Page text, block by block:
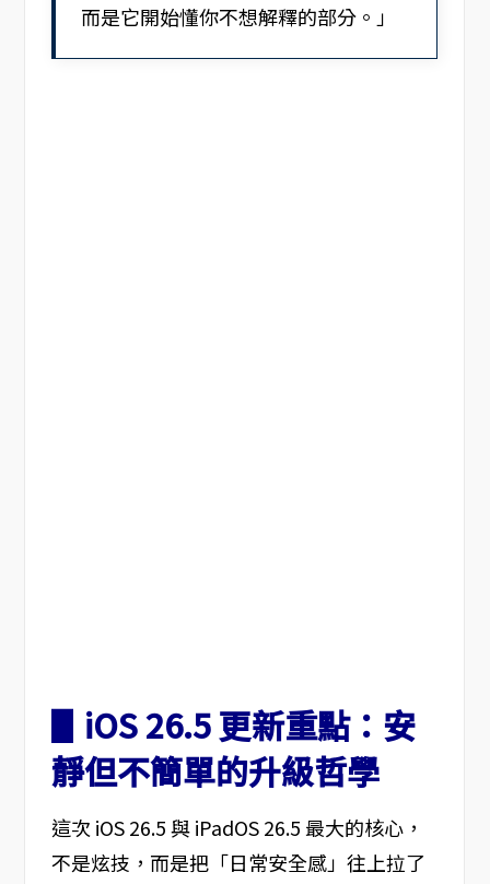
而是它開始懂你不想解釋的部分。」
▋iOS 26.5 更新重點：安
靜但不簡單的升級哲學
這次 iOS 26.5 與 iPadOS 26.5 最大的核心，
不是炫技，而是把「日常安全感」往上拉了